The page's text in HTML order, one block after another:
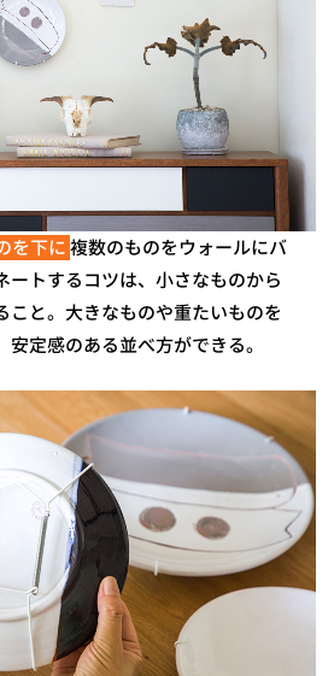
を下に複数のものをウォールにバ
ートするコツは、小さなものから
こと。大きなものや重たいものを
定感のある並べ方ができる。